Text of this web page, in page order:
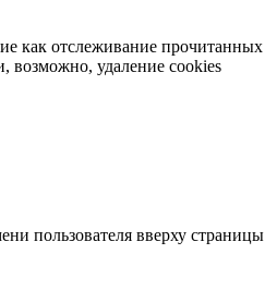
как отслеживание прочитанных
возможно, удаление cookies
пользователя вверху страницы